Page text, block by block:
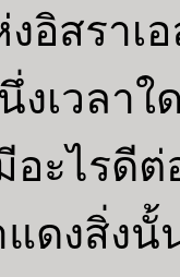
งอิสรา
นึ่งเวล
ะไรดี
แดงสิ่ง